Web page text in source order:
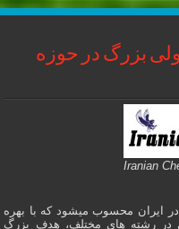
بزرگ در حوزه
Iranian
ایران محسوب میشود که با بهره
در رشته های مختلف، هدف بزرگ